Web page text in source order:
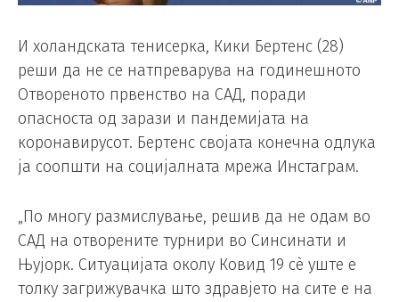
И холандската тенисерка, Кики Бертенс (28)
реши да не се натпреварува на годинешното
Отвореното првенство на САД, поради
опасноста од зарази и пандемијата на
коронавирусот. Бертенс својата конечна одлука
ја соопшти на социјалната мрежа Инстаграм.
„По многу размислување, решив да не одам во
САД на отворените турнири во Синсинати и
Њујорк. Ситуацијата околу Ковид 19 сè уште е
толку загрижувачка што здравјето на сите е на